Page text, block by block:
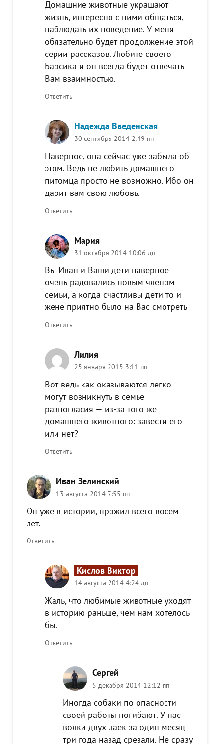
Домашние животные украшают
жизнь, интересно с ними общаться,
наблюдать их поведение. У меня
обязательно будет продолжение этой
серии рассказов. Любите своего
Барсика и он всегда будет отвечать
Вам взаимностью.
Ответить
Надежда Введенская
30 сентября 2014 2:49 пп
Наверное, она сейчас уже забыла об
этом. Ведь не любить домашнего
питомца просто не возможно. Ибо он
дарит вам свою любовь.
Ответить
Мария
31 октября 2014 10:06 дп
Вы Иван и Ваши дети наверное
очень радовались новым членом
семьи, а когда счастливы дети то и
жене приятно было на Вас смотреть
Ответить
Лилия
25 января 2015 3:11 пп
Вот ведь как оказываются легко
могут возникнуть в семье
разногласия — из-за того же
домашнего животного: завести его
или нет?
Ответить
Иван Зелинский
13 августа 2014 7:55 пп
Он уже в истории, прожил всего восем
лет.
Ответить
Кислов Виктор
14 августа 2014 4:24 дп
Жаль, что любимые животные уходят
в историю раньше, чем нам хотелось
бы.
Ответить
Сергей
5 декабря 2014 12:12 пп
Иногда собаки по опасности
своей работы погибают. У нас
волки двух лаек за один месяц
три года назад срезали. Не сразу